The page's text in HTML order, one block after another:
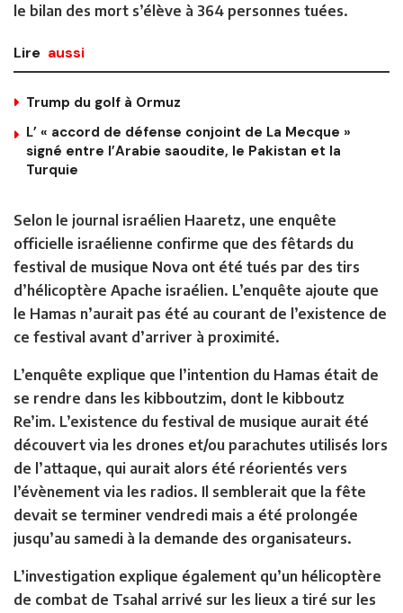
le bilan des mort s’élève à 364 personnes tuées.
Lire aussi
Trump du golf à Ormuz
L’ « accord de défense conjoint de La Mecque »
signé entre l’Arabie saoudite, le Pakistan et la
Turquie
Selon le journal israélien Haaretz, une enquête
officielle israélienne confirme que des fêtards du
festival de musique Nova ont été tués par des tirs
d’hélicoptère Apache israélien. L’enquête ajoute que
le Hamas n’aurait pas été au courant de l’existence de
ce festival avant d’arriver à proximité.
L’enquête explique que l’intention du Hamas était de
se rendre dans les kibboutzim, dont le kibboutz
Re’im. L’existence du festival de musique aurait été
découvert via les drones et/ou parachutes utilisés lors
de l’attaque, qui aurait alors été réorientés vers
l’évènement via les radios. Il semblerait que la fête
devait se terminer vendredi mais a été prolongée
jusqu’au samedi à la demande des organisateurs.
L’investigation explique également qu’un hélicoptère
de combat de Tsahal arrivé sur les lieux a tiré sur les